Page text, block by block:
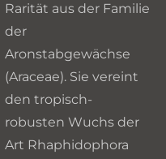
Rarität aus der Familie
der
Aronstabgewächse
(Araceae). Sie vereint
den tropisch-
robusten Wuchs der
Art Rhaphidophora